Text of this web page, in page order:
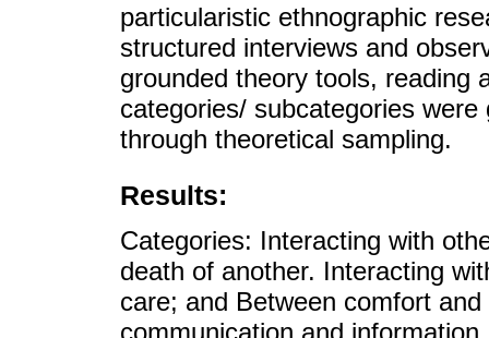
particularistic ethnographic
structured interviews and
grounded theory tools, reading
categories/ subcategories
through theoretical sampling.
Results:
Categories: Interacting with
death of another. Interacting
care; and Between comfort